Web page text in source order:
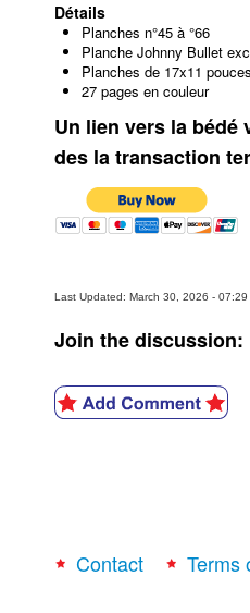
Détails
Planches n°45 à °66
Planche Johnny Bullet
Planches de 17x11 pouces
27 pages en couleur
Un lien vers la bédé
des la transaction
Last Updated: March 30, 2026 - 07:29
Join the discussion:
Contact Terms